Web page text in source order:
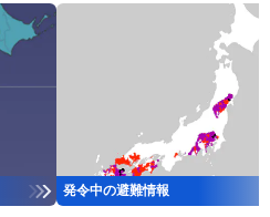
発令中の避難情報